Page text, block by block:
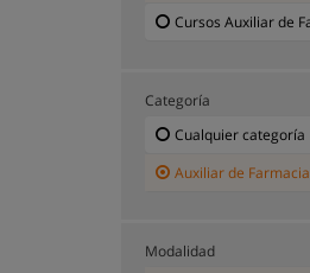
Cursos Auxiliar de
Categoría
Cualquier categoría
Auxiliar de
Modalidad